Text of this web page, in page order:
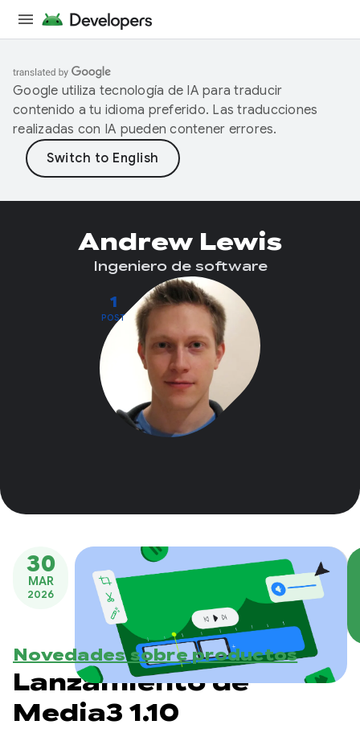
Google utiliza tecnología de IA para traducir
contenido a tu idioma preferido. Las traducciones
realizadas con IA pueden contener errores.
1
POST
Andrew Lewis
Ingeniero de software
30
MAR
2026
Novedades sobre productos
Lanzamiento de
Media3 1.10